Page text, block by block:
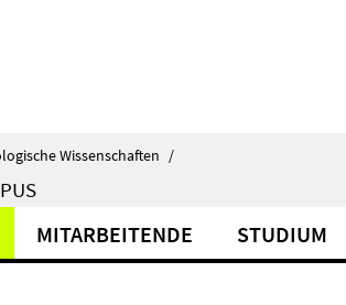
Wissenschaften /
MITARBEITENDE STUDIUM